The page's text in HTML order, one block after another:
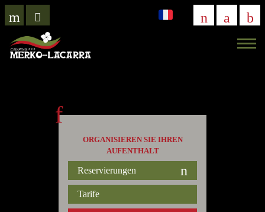
VIRTUELLER
BESUCH
ORGANISIEREN SIE IHREN
AUFENTHALT
Reservierungen
Tarife